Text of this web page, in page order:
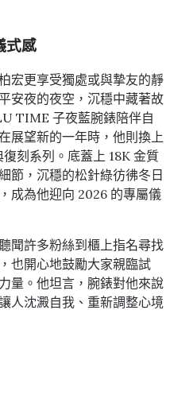
式感
宏更享受獨處或與摯友的靜
安夜的夜空，沉穩中藏著故
TIME 子夜藍腕錶陪伴自
展望新的一年時，他則換上
刻系列。底蓋上 18K 金質
節，沉穩的松針綠彷彿冬日
成為他迎向 2026 的專屬儀
聞許多粉絲到櫃上指名尋找
也開心地鼓勵大家親臨試
量。他坦言，腕錶對他來說
人沈澱自我、重新調整心境